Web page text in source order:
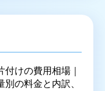
付けの費用相場｜
別の料金と内訳、